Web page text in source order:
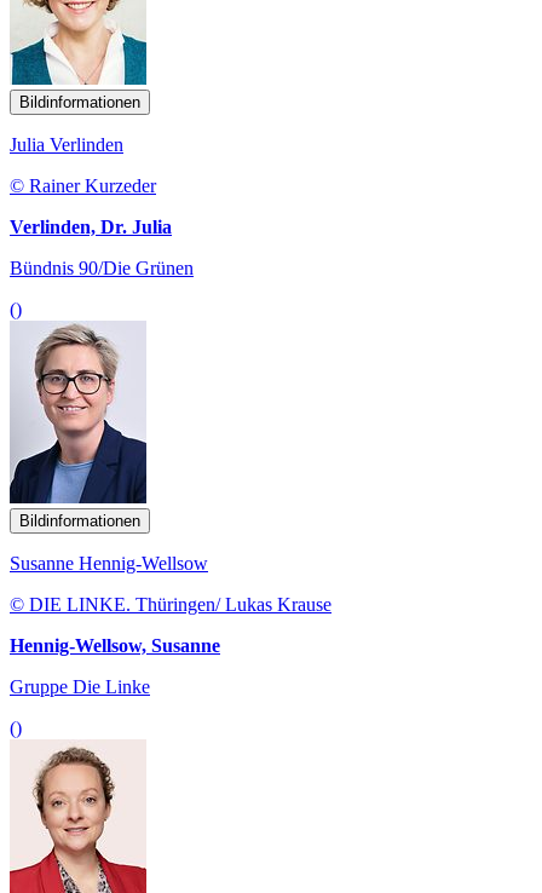
Bildinformationen
Julia Verlinden
© Rainer Kurzeder
Verlinden, Dr. Julia
Bündnis 90/Die Grünen
()
Bildinformationen
Susanne Hennig-Wellsow
© DIE LINKE. Thüringen/ Lukas Krause
Hennig-Wellsow, Susanne
Gruppe Die Linke
()